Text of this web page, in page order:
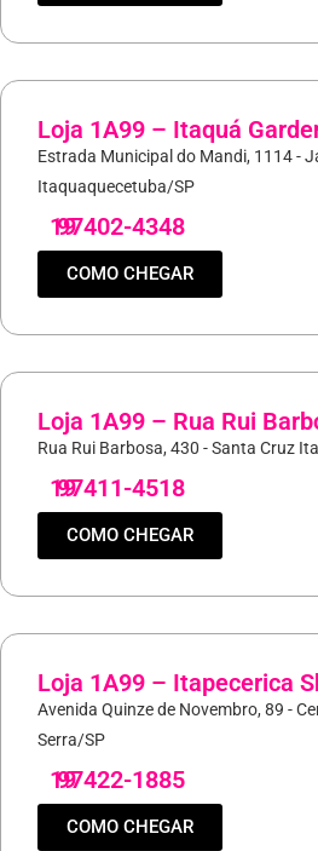
Loja 1A99 – Itaquá
Estrada Municipal do Mandi, 1114 -
Itaquaquecetuba/SP
19
97402-4348
COMO CHEGAR
Loja 1A99 – Rua Rui
Rua Rui Barbosa, 430 - Santa Cruz
19
97411-4518
COMO CHEGAR
Loja 1A99 – Itapecerica
Avenida Quinze de Novembro, 89 -
Serra/SP
19
97422-1885
COMO CHEGAR